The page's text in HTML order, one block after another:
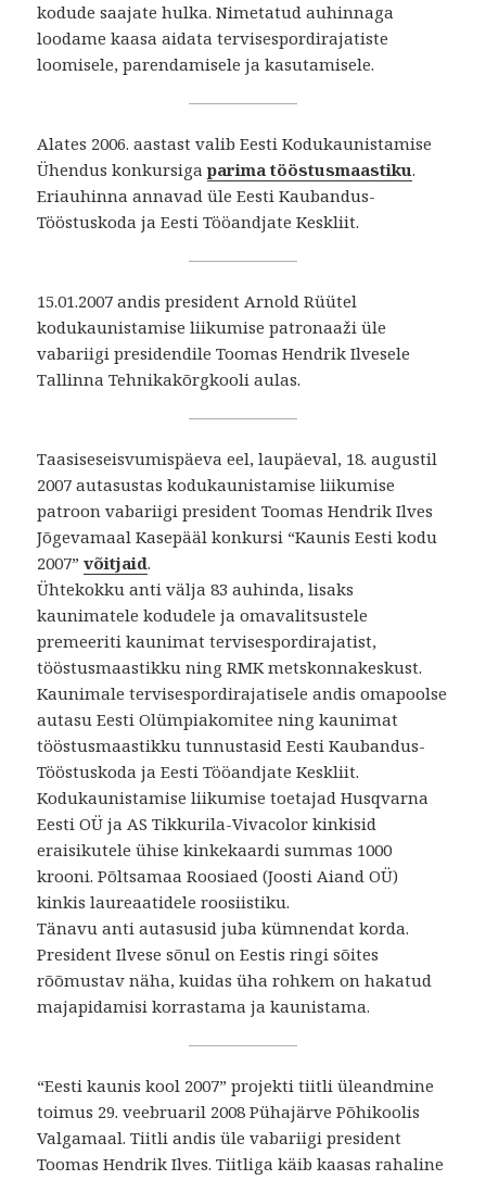
kodude saajate hulka. Nimetatud auhinnaga
loodame kaasa aidata tervisespordirajatiste
loomisele, parendamisele ja kasutamisele.
Alates 2006. aastast valib Eesti Kodukaunistamise
Ühendus konkursigaparima tööstusmaastiku.
Eriauhinna annavad üle Eesti Kaubandus-
Tööstuskoda ja Eesti Tööandjate Keskliit.
15.01.2007 andis president Arnold Rüütel
kodukaunistamise liikumise patronaaži üle
vabariigi presidendile Toomas Hendrik Ilvesele
Tallinna Tehnikakõrgkooli aulas.
Taasiseseisvumispäeva eel, laupäeval, 18. augustil
2007 autasustas kodukaunistamise liikumise
patroon vabariigi president Toomas Hendrik Ilves
Jõgevamaal Kasepääl konkursi “Kaunis Eesti kodu
2007”võitjaid.
Ühtekokku anti välja 83 auhinda, lisaks
kaunimatele kodudele ja omavalitsustele
premeeriti kaunimat tervisespordirajatist,
tööstusmaastikku ning RMK metskonnakeskust.
Kaunimale tervisespordirajatisele andis omapoolse
autasu Eesti Olümpiakomitee ning kaunimat
tööstusmaastikku tunnustasid Eesti Kaubandus-
Tööstuskoda ja Eesti Tööandjate Keskliit.
Kodukaunistamise liikumise toetajad Husqvarna
Eesti OÜ ja AS Tikkurila-Vivacolor kinkisid
eraisikutele ühise kinkekaardi summas 1000
krooni. Põltsamaa Roosiaed (Joosti Aiand OÜ)
kinkis laureaatidele roosiistiku.
Tänavu anti autasusid juba kümnendat korda.
President Ilvese sõnul on Eestis ringi sõites
rõõmustav näha, kuidas üha rohkem on hakatud
majapidamisi korrastama ja kaunistama.
“Eesti kaunis kool 2007” projekti tiitli üleandmine
toimus 29. veebruaril 2008 Pühajärve Põhikoolis
Valgamaal. Tiitli andis üle vabariigi president
Toomas Hendrik Ilves. Tiitliga käib kaasas rahaline